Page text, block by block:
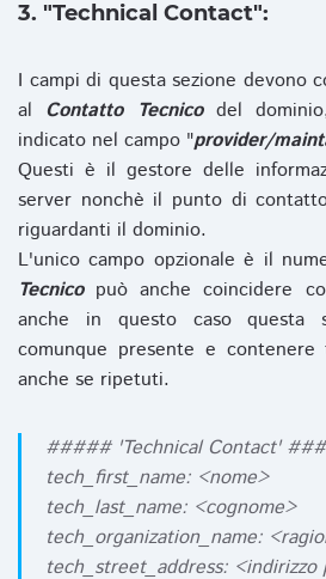
3. "Technical Contact":
I campi di questa sezione devono
al Contatto Tecnicodel
indicato nel campo "provider/
Questi è il gestore delle
server nonchè il punto di
riguardanti il dominio.
L'unico campo opzionale è il
Tecnicopuò anche coincidere
anche in questo caso questa
comunque presente e
anche se ripetuti.
##### 'Technical Contact'
tech_first_name: <nome>
tech_last_name: <cognome>
tech_organization_name:
tech_street_address: <indirizzo